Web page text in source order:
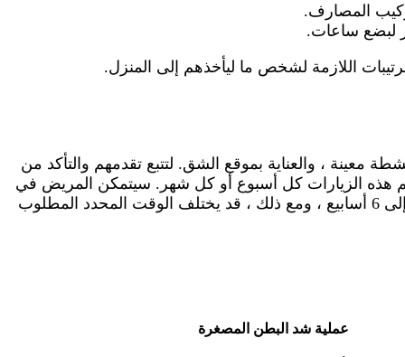
المصارف.
لبضع ساعات.
اللازمة لشخص ما ليأخذهم إلى المنزل.
معينة ، والعناية بموقع الشق. لتتبع تقدمهم والتأكد من
هذه الزيارات كل أسبوع أو كل شهر. سيتمكن المريض في
النهاية من استئناف أنشطته المعتادة ، مثل العمل والتمارين الرياضية ، بعد فترة من إعادة التأهيل. عادة ، يستغرق هذا من 4 إلى 6 أسابيع ، ومع ذلك ، قد يختلف الوقت المحدد المطلوب
عملية شد البطن المصغرة